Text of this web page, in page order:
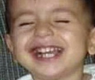
PODCAST
NEWSLETTER